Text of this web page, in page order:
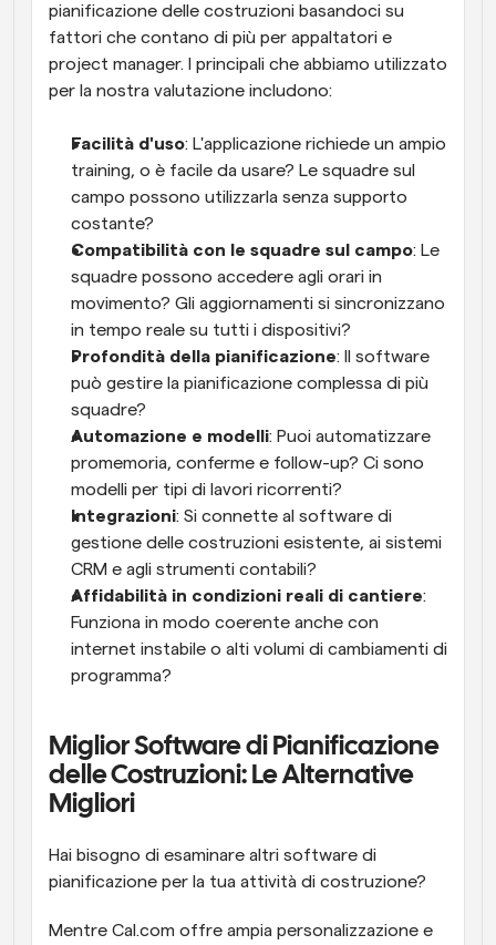
pianificazione delle costruzioni basandoci su
fattori che contano di più per appaltatori e
project manager. I principali che abbiamo utilizzato
per la nostra valutazione includono:
Facilità d'uso: L'applicazione richiede un ampio
training, o è facile da usare? Le squadre sul
campo possono utilizzarla senza supporto
costante?
Compatibilità con le squadre sul campo: Le
squadre possono accedere agli orari in
movimento? Gli aggiornamenti si sincronizzano
in tempo reale su tutti i dispositivi?
Profondità della pianificazione: Il software
può gestire la pianificazione complessa di più
squadre?
Automazione e modelli: Puoi automatizzare
promemoria, conferme e follow-up? Ci sono
modelli per tipi di lavori ricorrenti?
Integrazioni: Si connette al software di
gestione delle costruzioni esistente, ai sistemi
CRM e agli strumenti contabili?
Affidabilità in condizioni reali di cantiere:
Funziona in modo coerente anche con
internet instabile o alti volumi di cambiamenti di
programma?
Miglior Software di Pianificazione
delle Costruzioni: Le Alternative
Migliori
Hai bisogno di esaminare altri software di
pianificazione per la tua attività di costruzione?
Mentre Cal.com offre ampia personalizzazione e